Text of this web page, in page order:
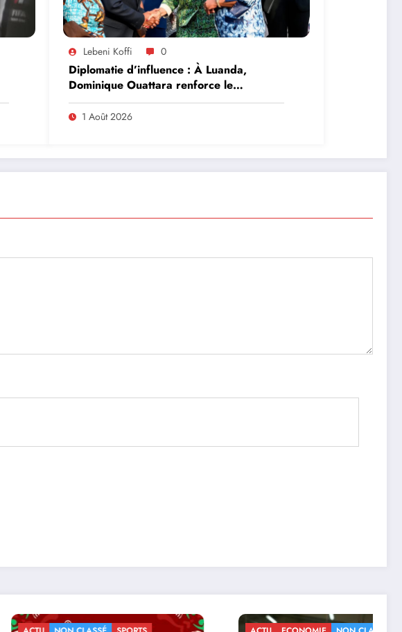
Lebeni Koffi 0
Diplomatie d’influence : À Luanda,
Dominique Ouattara renforce le
leadership solidaire de la Côte d’Ivoire
en Afrique
1 Août 2026